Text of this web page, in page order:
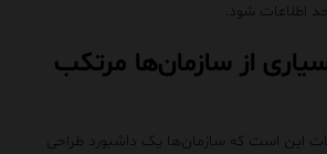
اطلاعات شود.
از سازمان‌ها مرتکب
این است که سازمان‌ها یک داشبورد طراحی